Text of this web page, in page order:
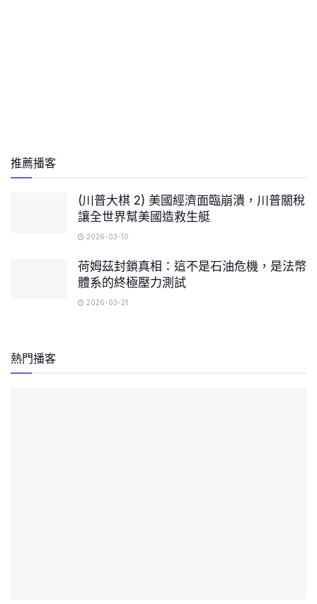
推薦播客
(川普大棋 2) 美國經濟面臨崩潰，川普關稅
讓全世界幫美國造救生艇
2026-03-10
荷姆茲封鎖真相：這不是石油危機，是法幣
體系的終極壓力測試
2026-03-21
熱門播客